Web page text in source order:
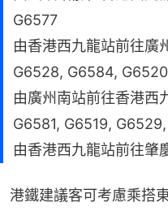
G6577
由香港西九龍站前往廣
G6528, G6584,
由廣州南站前往香港西
G6581, G6519,
由香港西九龍站前往肇
港鐵建議客可考慮乘搭